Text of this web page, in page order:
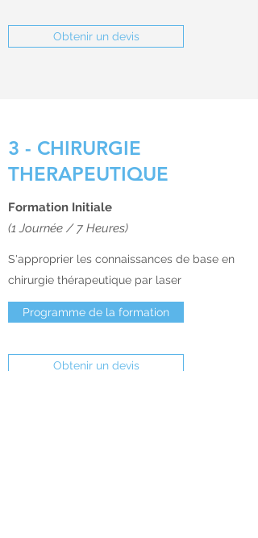
Obtenir un devis
3 - CHIRURGIE
THERAPEUTIQUE
Formation Initiale
(1 Journée / 7 Heures)
S'approprier les connaissances de base en
chirurgie thérapeutique par laser
Programme de la formation
Obtenir un devis